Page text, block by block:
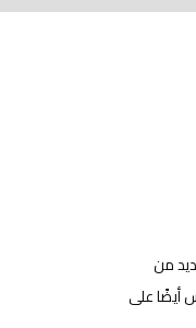
من
أيضًا على